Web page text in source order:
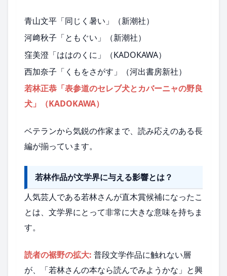
青山文平「同じく暑い」（新潮社）
河﨑秋子「ともぐい」（新潮社）
窪美澄「ははのくに」（KADOKAWA）
西加奈子「くもをさがす」（河出書房新社）
若林正恭「表参道のセレブ犬とカバーニャの野良
犬」（KADOKAWA）
ベテランから気鋭の作家まで、読み応えのある長
編が揃っています。
若林作品が文学界に与える影響とは？
人気芸人である若林さんが直木賞候補になったこ
とは、文学界にとって非常に大きな意味を持ちま
す。
読者の裾野の拡大: 普段文学作品に触れない層
が、「若林さんの本なら読んでみようかな」と興